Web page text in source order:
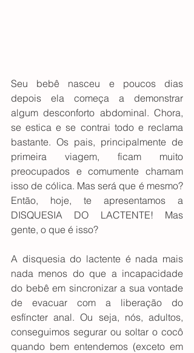
Seu bebê nasceu e poucos dias
depois ela começa a demonstrar
algum desconforto abdominal. Chora,
se estica e se contrai todo e reclama
bastante. Os pais, principalmente de
primeira viagem, ficam muito
preocupados e comumente chamam
isso de cólica. Mas será que é mesmo?
Então, hoje, te apresentamos a
DISQUESIA DO LACTENTE! Mas
gente, o que é isso?
A disquesia do lactente é nada mais
nada menos do que a incapacidade
do bebê em sincronizar a sua vontade
de evacuar com a liberação do
esfíncter anal. Ou seja, nós, adultos,
conseguimos segurar ou soltar o cocô
quando bem entendemos (exceto em